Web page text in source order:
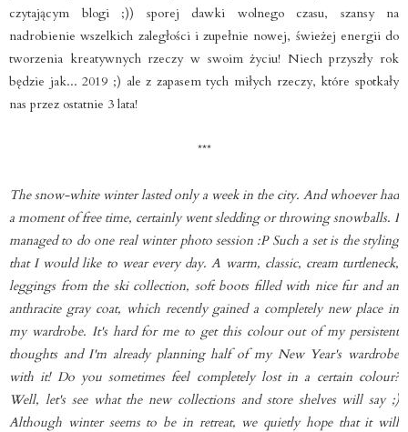
czytającym blogi ;)) sporej dawki wolnego czasu, szansy na
nadrobienie wszelkich zaległości i zupełnie nowej, świeżej energii do
tworzenia kreatywnych rzeczy w swoim życiu! Niech przyszły rok
będzie jak... 2019 ;) ale z zapasem tych miłych rzeczy, które spotkały
nas przez ostatnie 3 lata!
***
The snow-white winter lasted only a week in the city. And whoever had
a moment of free time, certainly went sledding or throwing snowballs. I
managed to do one real winter photo session :P Such a set is the styling
that I would like to wear every day. A warm, classic, cream turtleneck,
leggings from the ski collection, soft boots filled with nice fur and an
anthracite gray coat, which recently gained a completely new place in
my wardrobe. It's hard for me to get this colour out of my persistent
thoughts and I'm already planning half of my New Year's wardrobe
with it! Do you sometimes feel completely lost in a certain colour?
Well, let's see what the new collections and store shelves will say ;)
Although winter seems to be in retreat, we quietly hope that it will